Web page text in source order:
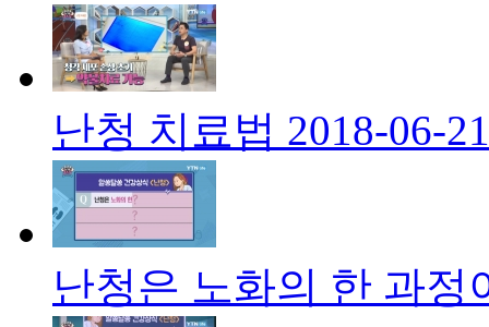
난청 치료법 2018-06-21
난청은 노화의 한 과정